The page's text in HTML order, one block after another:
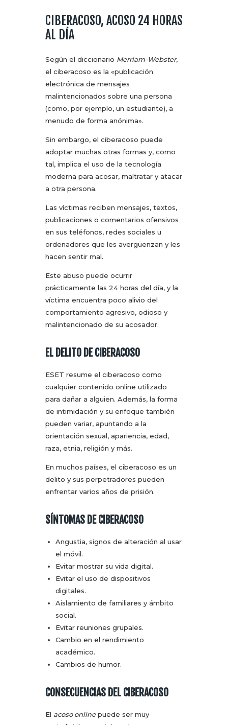
CIBERACOSO, ACOSO 24 HORAS
AL DÍA
Según el diccionario Merriam-Webster,
el ciberacoso es la «publicación
electrónica de mensajes
malintencionados sobre una persona
(como, por ejemplo, un estudiante), a
menudo de forma anónima».
Sin embargo, el ciberacoso puede
adoptar muchas otras formas y, como
tal, implica el uso de la tecnología
moderna para acosar, maltratar y atacar
a otra persona.
Las víctimas reciben mensajes, textos,
publicaciones o comentarios ofensivos
en sus teléfonos, redes sociales u
ordenadores que les avergüenzan y les
hacen sentir mal.
Este abuso puede ocurrir
prácticamente las 24 horas del día, y la
víctima encuentra poco alivio del
comportamiento agresivo, odioso y
malintencionado de su acosador.
EL DELITO DE CIBERACOSO
ESET resume el ciberacoso como
cualquier contenido online utilizado
para dañar a alguien. Además, la forma
de intimidación y su enfoque también
pueden variar, apuntando a la
orientación sexual, apariencia, edad,
raza, etnia, religión y más.
En muchos países, el ciberacoso es un
delito y sus perpetradores pueden
enfrentar varios años de prisión.
SÍNTOMAS DE CIBERACOSO
Angustia, signos de alteración al usar
el móvil.
Evitar mostrar su vida digital.
Evitar el uso de dispositivos
digitales.
Aislamiento de familiares y ámbito
social.
Evitar reuniones grupales.
Cambio en el rendimiento
académico.
Cambios de humor.
CONSECUENCIAS DEL CIBERACOSO
El acoso onlinepuede ser muy